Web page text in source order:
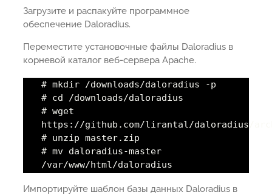
Загрузите и распакуйте программное
обеспечение Daloradius.
Переместите установочные файлы Daloradius в
корневой каталог веб-сервера Apache.
# mkdir /downloads/daloradius -p
# cd /downloads/daloradius
# wget
https://github.com/lirantal/daloradius/
# unzip master.zip
# mv daloradius-master
/var/www/html/daloradius
Импортируйте шаблон базы данных Daloradius в